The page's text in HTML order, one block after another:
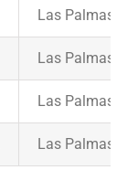
Las Palmas
Las Palmas
Las Palmas
Las Palmas